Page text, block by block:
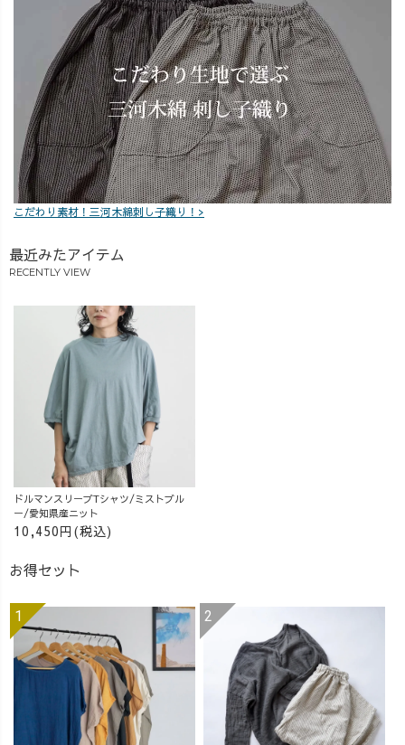
ンツコーデ #カ
ジュアルファッ
ション #ナチュ
ラルコーデ #大
人女子 #大人女
子コーデ #メン
ズパンツ #メン
ズコーデ #ユニ
セックス #ユニ
セックスコーデ
#メンズライク #
コーデ #30代コ
ッション #30代
ファッション
#40代ファッショ
ン#uzuiro
#uzuirocode
き #毎日が笑顔
で溢れてる
#uzuiro
#uzuirocode
こだわり素材！三河木綿刺し子織り！>
最近みたアイテム
RECENTLY VIEW
ドルマンスリーブTシャツ/ミストブル
ー/愛知県産ニット
10,450円(税込)
お得セット